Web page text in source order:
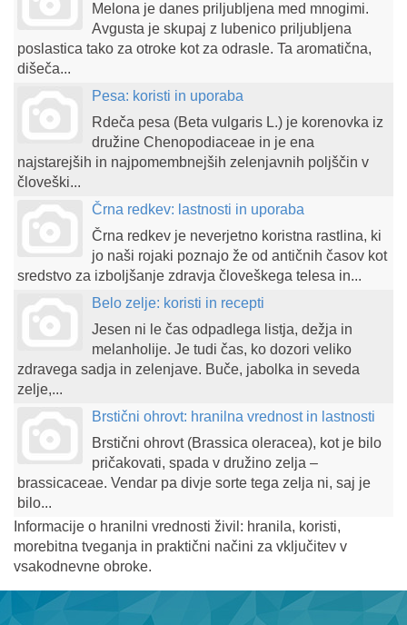
Melona je danes priljubljena med mnogimi.
Avgusta je skupaj z lubenico priljubljena
poslastica tako za otroke kot za odrasle. Ta aromatična,
dišeča...
Pesa: koristi in uporaba
Rdeča pesa (Beta vulgaris L.) je korenovka iz
družine Chenopodiaceae in je ena
najstarejših in najpomembnejših zelenjavnih poljščin v
človeški...
Črna redkev: lastnosti in uporaba
Črna redkev je neverjetno koristna rastlina, ki
jo naši rojaki poznajo že od antičnih časov kot
sredstvo za izboljšanje zdravja človeškega telesa in...
Belo zelje: koristi in recepti
Jesen ni le čas odpadlega listja, dežja in
melanholije. Je tudi čas, ko dozori veliko
zdravega sadja in zelenjave. Buče, jabolka in seveda
zelje,...
Brstični ohrovt: hranilna vrednost in lastnosti
Brstični ohrovt (Brassica oleracea), kot je bilo
pričakovati, spada v družino zelja –
brassicaceae. Vendar pa divje sorte tega zelja ni, saj je
bilo...
Informacije o hranilni vrednosti živil: hranila, koristi,
morebitna tveganja in praktični načini za vključitev v
vsakodnevne obroke.